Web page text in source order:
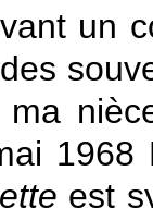
un
est